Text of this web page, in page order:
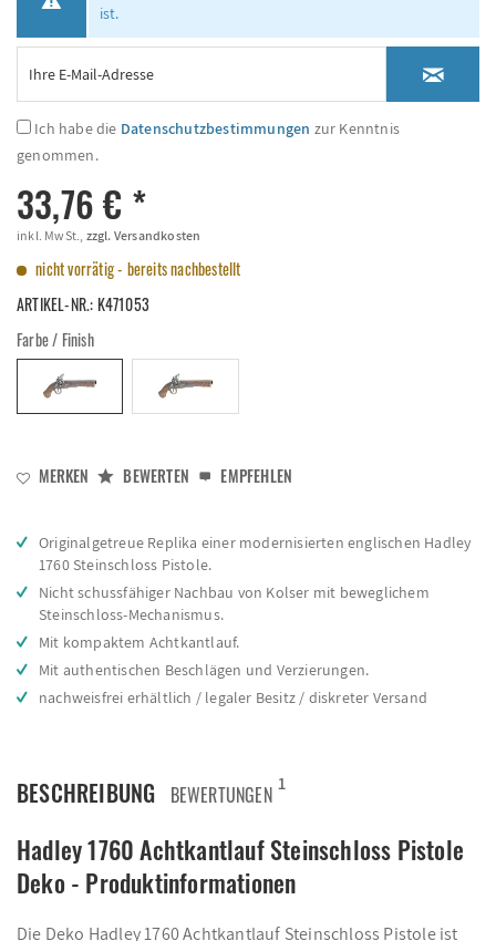
ist.
Ich habe die Datenschutzbestimmungen zur Kenntnis
genommen.
33,76 € *
inkl. MwSt., zzgl. Versandkosten
nicht vorrätig - bereits nachbestellt
ARTIKEL-NR.:K471053
Farbe / Finish
MERKEN BEWERTEN EMPFEHLEN
Originalgetreue Replika einer modernisierten englischen Hadley
1760 Steinschloss Pistole.
Nicht schussfähiger Nachbau von Kolser mit beweglichem
Steinschloss-Mechanismus.
Mit kompaktem Achtkantlauf.
Mit authentischen Beschlägen und Verzierungen.
nachweisfrei erhältlich / legaler Besitz / diskreter Versand
BESCHREIBUNG BEWERTUNGEN 1
Hadley 1760 Achtkantlauf Steinschloss Pistole
Deko - Produktinformationen
Die Deko Hadley 1760 Achtkantlauf Steinschloss Pistole ist